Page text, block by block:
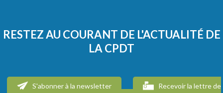
RESTEZ AU COURANT DE L'ACTUALITÉ DE
LA CPDT
S'abonner à la newsletter
Recevoir la lettre de